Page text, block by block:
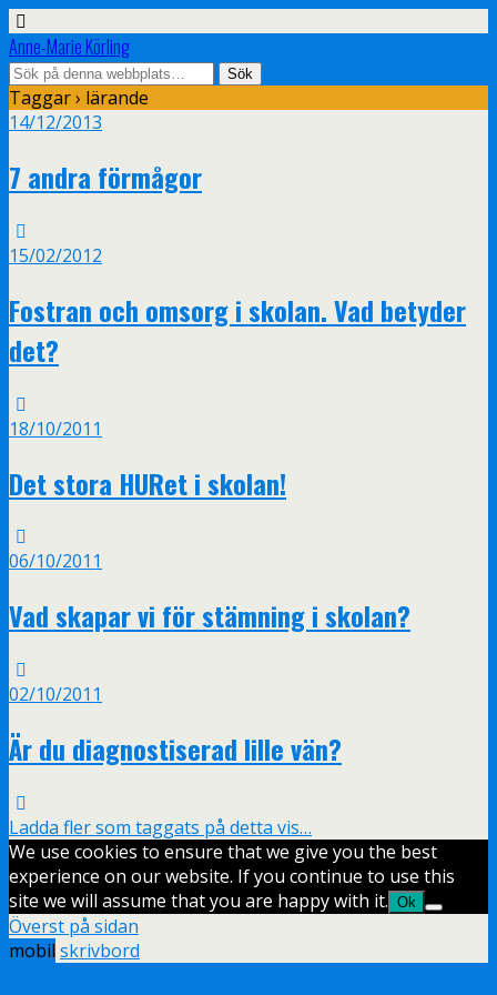
Anne-Marie Körling
Taggar › lärande
14/12/2013
7 andra förmågor
15/02/2012
Fostran och omsorg i skolan. Vad betyder
det?
18/10/2011
Det stora HURet i skolan!
06/10/2011
Vad skapar vi för stämning i skolan?
02/10/2011
Är du diagnostiserad lille vän?
Ladda fler som taggats på detta vis…
We use cookies to ensure that we give you the best
experience on our website. If you continue to use this
site we will assume that you are happy with it. Ok
Överst på sidan
mobil skrivbord